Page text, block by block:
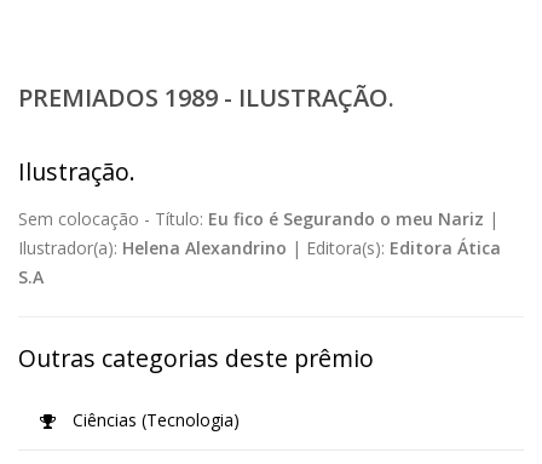
PREMIADOS 1989 - ILUSTRAÇÃO.
Ilustração.
Sem colocação - Título: Eu fico é Segurando o meu Nariz |
Ilustrador(a): Helena Alexandrino | Editora(s): Editora Ática
S.A
Outras categorias deste prêmio
Ciências (Tecnologia)